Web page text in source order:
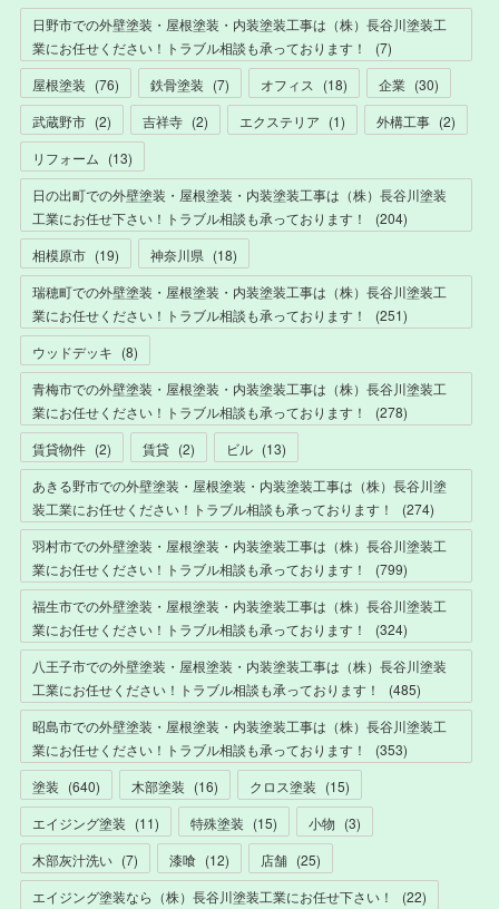
日野市での外壁塗装・屋根塗装・内装塗装工事は（株）長谷川塗装工
業にお任せください！トラブル相談も承っております！
(7)
屋根塗装 (76) 鉄骨塗装 (7) オフィス (18) 企業 (30)
武蔵野市 (2) 吉祥寺 (2) エクステリア (1) 外構工事 (2)
リフォーム (13)
日の出町での外壁塗装・屋根塗装・内装塗装工事は（株）長谷川塗装
工業にお任せ下さい！トラブル相談も承っております！
(204)
相模原市 (19) 神奈川県 (18)
瑞穂町での外壁塗装・屋根塗装・内装塗装工事は（株）長谷川塗装工
業にお任せください！トラブル相談も承っております！
(251)
ウッドデッキ (8)
青梅市での外壁塗装・屋根塗装・内装塗装工事は（株）長谷川塗装工
業にお任せください！トラブル相談も承っております！
(278)
賃貸物件 (2) 賃貸 (2) ビル (13)
あきる野市での外壁塗装・屋根塗装・内装塗装工事は（株）長谷川塗
装工業にお任せください！トラブル相談も承っております！
(274)
羽村市での外壁塗装・屋根塗装・内装塗装工事は（株）長谷川塗装工
業にお任せください！トラブル相談も承っております！
(799)
福生市での外壁塗装・屋根塗装・内装塗装工事は（株）長谷川塗装工
業にお任せください！トラブル相談も承っております！
(324)
八王子市での外壁塗装・屋根塗装・内装塗装工事は（株）長谷川塗装
工業にお任せください！トラブル相談も承っております！
(485)
昭島市での外壁塗装・屋根塗装・内装塗装工事は（株）長谷川塗装工
業にお任せください！トラブル相談も承っております！
(353)
塗装 (640) 木部塗装 (16) クロス塗装 (15)
エイジング塗装 (11) 特殊塗装 (15) 小物 (3)
木部灰汁洗い (7) 漆喰 (12) 店舗 (25)
エイジング塗装なら（株）長谷川塗装工業にお任せ下さい！
(22)